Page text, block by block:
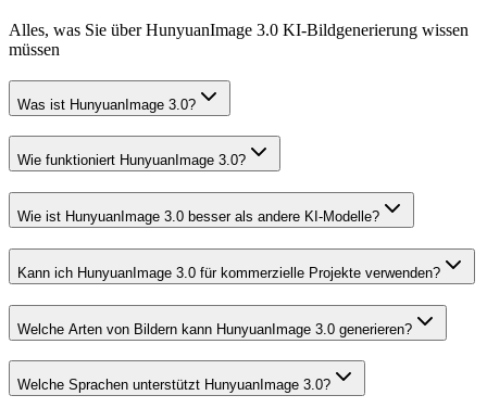
Alles, was Sie über HunyuanImage 3.0 KI-Bildgenerierung wissen
müssen
Was ist HunyuanImage 3.0?
Wie funktioniert HunyuanImage 3.0?
Wie ist HunyuanImage 3.0 besser als andere KI-Modelle?
Kann ich HunyuanImage 3.0 für kommerzielle Projekte verwenden?
Welche Arten von Bildern kann HunyuanImage 3.0 generieren?
Welche Sprachen unterstützt HunyuanImage 3.0?